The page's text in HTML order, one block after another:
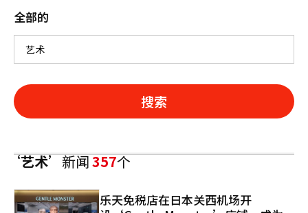
全部的
搜索
‘艺术’新闻357个
乐天免税店在日本关西机场开